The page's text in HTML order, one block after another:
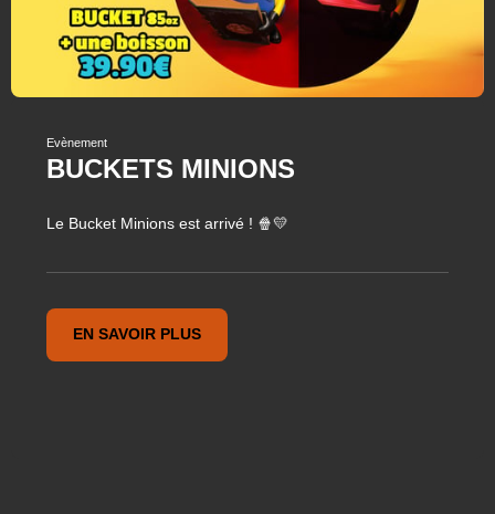
Evènement
BUCKETS MINIONS
Le Bucket Minions est arrivé ! 🍿💛
EN SAVOIR PLUS